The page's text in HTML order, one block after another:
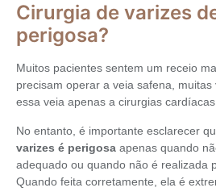
Cirurgia de varizes
perigosa?
Muitos pacientes sentem um receio
precisam operar a veia safena,
essa veia apenas a cirurgias
No entanto, é importante esclarecer
varizes é perigosa apenas quando
adequado ou quando não é realizada
Quando feita corretamente, ela é